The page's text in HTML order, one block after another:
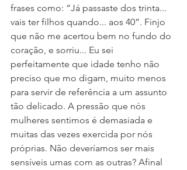
frases como: “Já passaste dos trinta...
vais ter filhos quando... aos 40”. Finjo
que não me acertou bem no fundo do
coração, e sorriu... Eu sei
perfeitamente que idade tenho não
preciso que mo digam, muito menos
para servir de referência a um assunto
tão delicado. A pressão que nós
mulheres sentimos é demasiada e
muitas das vezes exercida por nós
próprias. Não deveríamos ser mais
sensíveis umas com as outras? Afinal